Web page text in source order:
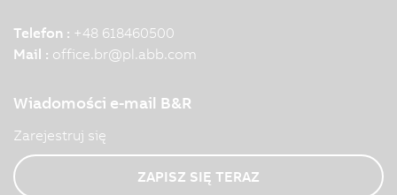
Telefon : +48 618460500
Mail : office.br@pl.abb.com
Wiadomości e-mail B&R
Zarejestruj się
ZAPISZ SIĘ TERAZ